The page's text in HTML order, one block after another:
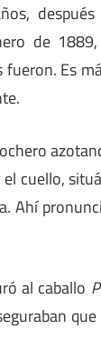
de
Es
cuello,
Ahí
al caballo